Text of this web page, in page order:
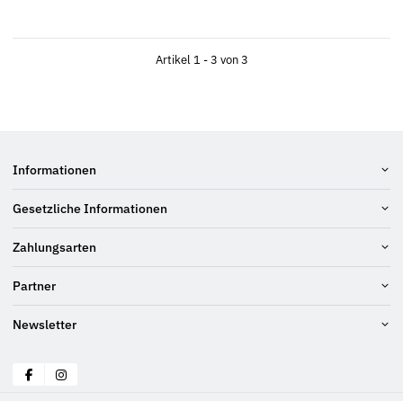
Artikel 1 - 3 von 3
Informationen
Gesetzliche Informationen
Zahlungsarten
Partner
Newsletter